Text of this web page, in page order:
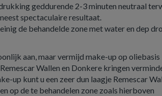
geddurende 2-3 minuten neutraal
spectaculaire resultaat.
de behandelde zone met water en dep
aan, maar vermijd make-up op oliebasis
Wallen en Donkere kringen
up kunt u een zeer dun laagje Remescar
op de te behandelen zone zoals hierboven